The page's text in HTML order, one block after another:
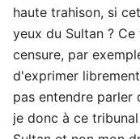
haute trahison, si
yeux du Sultan ?
censure, par
d'exprimer
pas entendre parler
je donc à ce